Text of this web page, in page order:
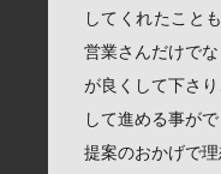
してくれたこと
営業さんだけで
が良くして下さ
して進める事が
提案のおかげで